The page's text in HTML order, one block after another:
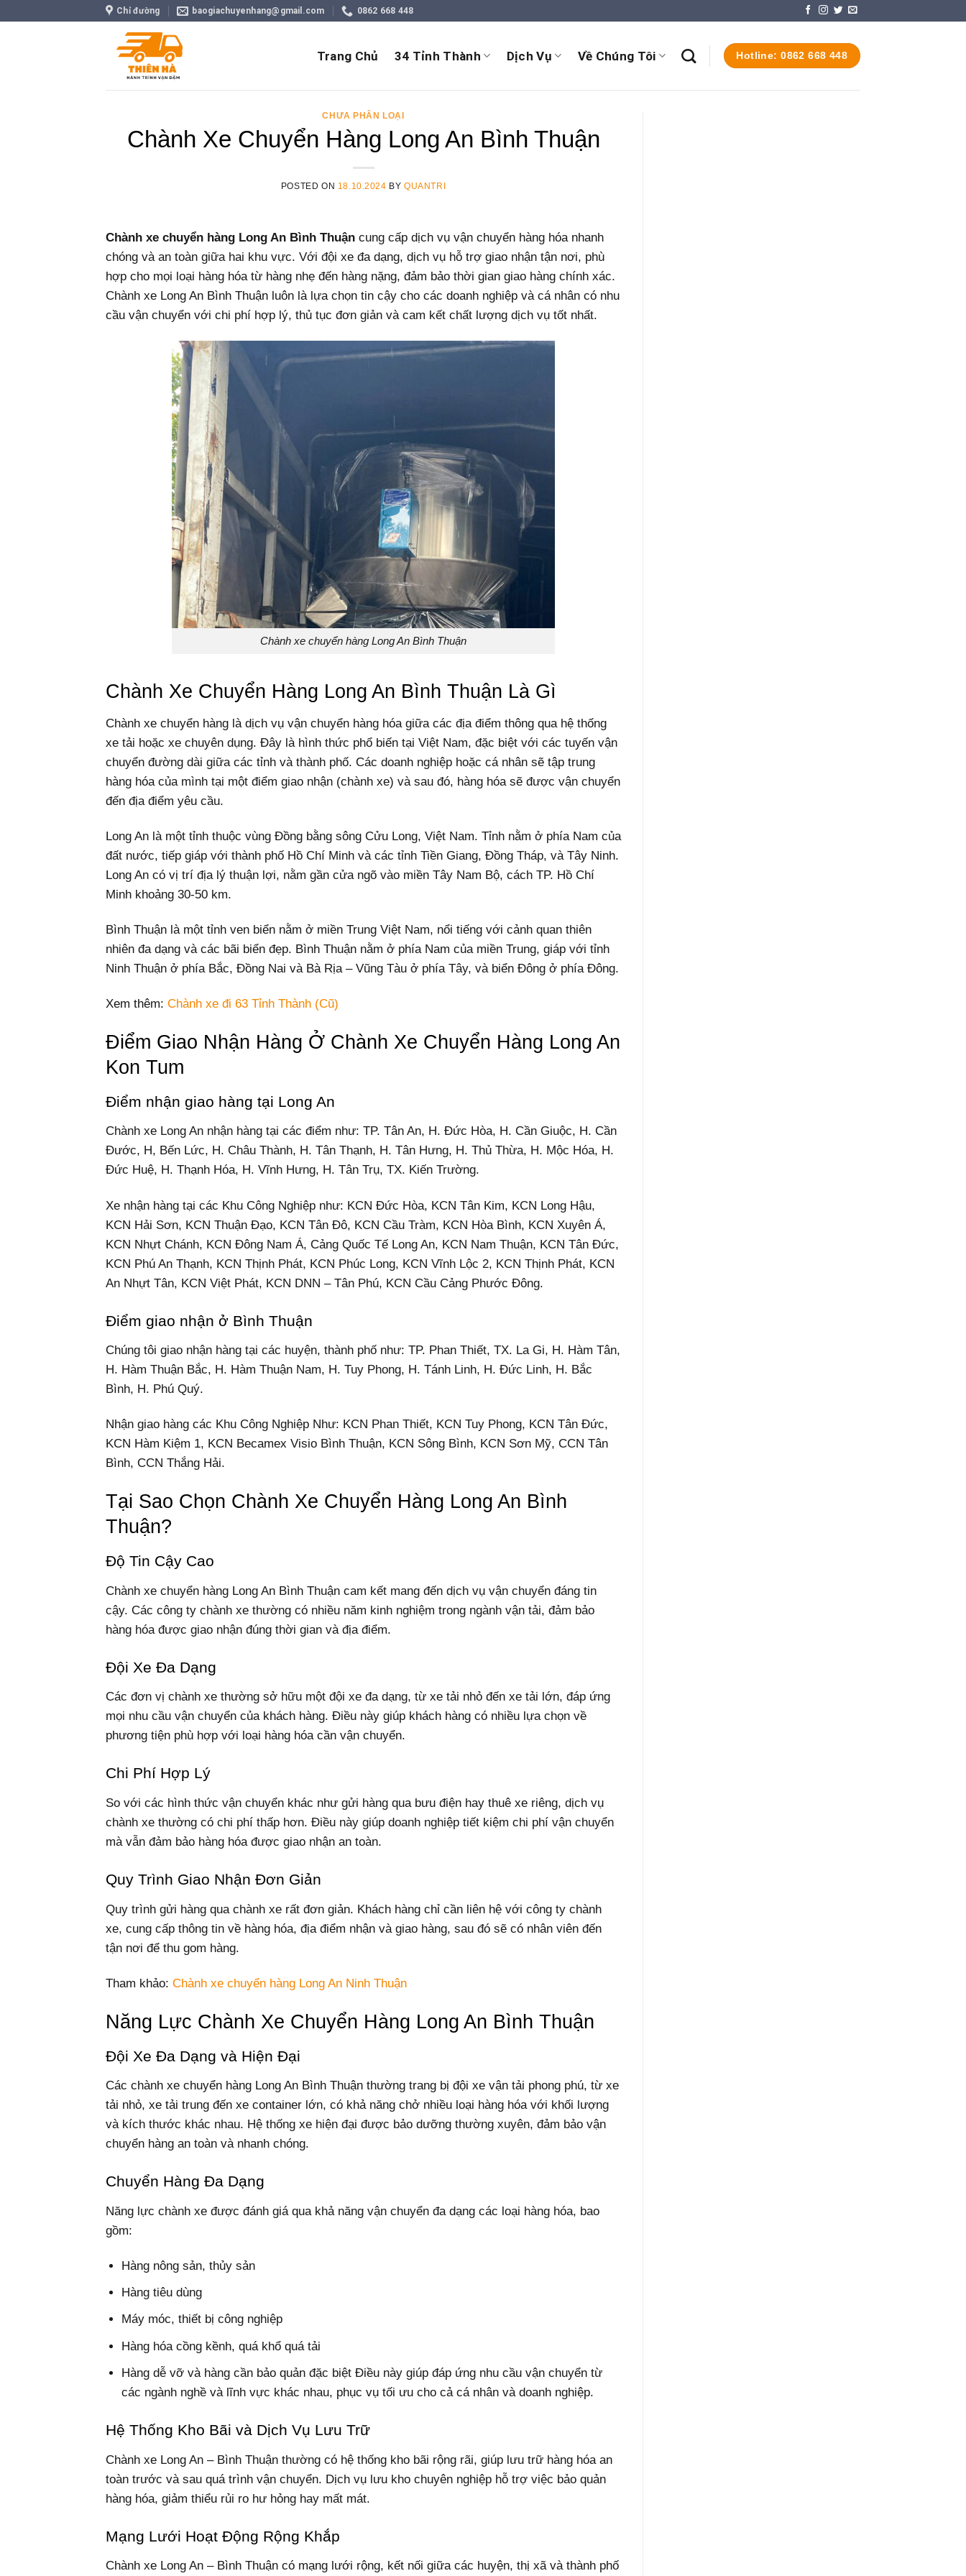
Chỉ đường baogiachuyenhang@gmail.com 0862 668 448
Trang Chủ 34 Tỉnh Thành Dịch Vụ Về Chúng Tôi Hotline: 0862 668 448
CHƯA PHÂN LOẠI
Chành Xe Chuyển Hàng Long An Bình Thuận
POSTED ON 18.10.2024 BYQUANTRI
Chành xe chuyển hàng Long An Bình Thuận cung cấp dịch vụ vận chuyển hàng hóa nhanh
chóng và an toàn giữa hai khu vực. Với đội xe đa dạng, dịch vụ hỗ trợ giao nhận tận nơi, phù
hợp cho mọi loại hàng hóa từ hàng nhẹ đến hàng nặng, đảm bảo thời gian giao hàng chính xác.
Chành xe Long An Bình Thuận luôn là lựa chọn tin cậy cho các doanh nghiệp và cá nhân có nhu
cầu vận chuyển với chi phí hợp lý, thủ tục đơn giản và cam kết chất lượng dịch vụ tốt nhất.
Chành xe chuyển hàng Long An Bình Thuận
Chành Xe Chuyển Hàng Long An Bình Thuận Là Gì
Chành xe chuyển hàng là dịch vụ vận chuyển hàng hóa giữa các địa điểm thông qua hệ thống
xe tải hoặc xe chuyên dụng. Đây là hình thức phổ biến tại Việt Nam, đặc biệt với các tuyến vận
chuyển đường dài giữa các tỉnh và thành phố. Các doanh nghiệp hoặc cá nhân sẽ tập trung
hàng hóa của mình tại một điểm giao nhận (chành xe) và sau đó, hàng hóa sẽ được vận chuyển
đến địa điểm yêu cầu.
Long An là một tỉnh thuộc vùng Đồng bằng sông Cửu Long, Việt Nam. Tỉnh nằm ở phía Nam của
đất nước, tiếp giáp với thành phố Hồ Chí Minh và các tỉnh Tiền Giang, Đồng Tháp, và Tây Ninh.
Long An có vị trí địa lý thuận lợi, nằm gần cửa ngõ vào miền Tây Nam Bộ, cách TP. Hồ Chí
Minh khoảng 30-50 km.
Bình Thuận là một tỉnh ven biển nằm ở miền Trung Việt Nam, nổi tiếng với cảnh quan thiên
nhiên đa dạng và các bãi biển đẹp. Bình Thuận nằm ở phía Nam của miền Trung, giáp với tỉnh
Ninh Thuận ở phía Bắc, Đồng Nai và Bà Rịa – Vũng Tàu ở phía Tây, và biển Đông ở phía Đông.
Xem thêm: Chành xe đi 63 Tỉnh Thành (Cũ)
Điểm Giao Nhận Hàng Ở Chành Xe Chuyển Hàng Long An
Kon Tum
Điểm nhận giao hàng tại Long An
Chành xe Long An nhận hàng tại các điểm như: TP. Tân An, H. Đức Hòa, H. Cần Giuộc, H. Cần
Đước, H, Bến Lức, H. Châu Thành, H. Tân Thạnh, H. Tân Hưng, H. Thủ Thừa, H. Mộc Hóa, H.
Đức Huệ, H. Thạnh Hóa, H. Vĩnh Hưng, H. Tân Trụ, TX. Kiến Trường.
Xe nhận hàng tại các Khu Công Nghiệp như: KCN Đức Hòa, KCN Tân Kim, KCN Long Hậu,
KCN Hải Sơn, KCN Thuận Đạo, KCN Tân Đô, KCN Cầu Tràm, KCN Hòa Bình, KCN Xuyên Á,
KCN Nhựt Chánh, KCN Đông Nam Á, Cảng Quốc Tế Long An, KCN Nam Thuận, KCN Tân Đức,
KCN Phú An Thạnh, KCN Thịnh Phát, KCN Phúc Long, KCN Vĩnh Lộc 2, KCN Thịnh Phát, KCN
An Nhựt Tân, KCN Việt Phát, KCN DNN – Tân Phú, KCN Cầu Cảng Phước Đông.
Điểm giao nhận ở Bình Thuận
Chúng tôi giao nhận hàng tại các huyện, thành phố như: TP. Phan Thiết, TX. La Gi, H. Hàm Tân,
H. Hàm Thuận Bắc, H. Hàm Thuận Nam, H. Tuy Phong, H. Tánh Linh, H. Đức Linh, H. Bắc
Bình, H. Phú Quý.
Nhận giao hàng các Khu Công Nghiệp Như: KCN Phan Thiết, KCN Tuy Phong, KCN Tân Đức,
KCN Hàm Kiệm 1, KCN Becamex Visio Bình Thuận, KCN Sông Bình, KCN Sơn Mỹ, CCN Tân
Bình, CCN Thắng Hải.
Tại Sao Chọn Chành Xe Chuyển Hàng Long An Bình
Thuận?
Độ Tin Cậy Cao
Chành xe chuyển hàng Long An Bình Thuận cam kết mang đến dịch vụ vận chuyển đáng tin
cậy. Các công ty chành xe thường có nhiều năm kinh nghiệm trong ngành vận tải, đảm bảo
hàng hóa được giao nhận đúng thời gian và địa điểm.
Đội Xe Đa Dạng
Các đơn vị chành xe thường sở hữu một đội xe đa dạng, từ xe tải nhỏ đến xe tải lớn, đáp ứng
mọi nhu cầu vận chuyển của khách hàng. Điều này giúp khách hàng có nhiều lựa chọn về
phương tiện phù hợp với loại hàng hóa cần vận chuyển.
Chi Phí Hợp Lý
So với các hình thức vận chuyển khác như gửi hàng qua bưu điện hay thuê xe riêng, dịch vụ
chành xe thường có chi phí thấp hơn. Điều này giúp doanh nghiệp tiết kiệm chi phí vận chuyển
mà vẫn đảm bảo hàng hóa được giao nhận an toàn.
Quy Trình Giao Nhận Đơn Giản
Quy trình gửi hàng qua chành xe rất đơn giản. Khách hàng chỉ cần liên hệ với công ty chành
xe, cung cấp thông tin về hàng hóa, địa điểm nhận và giao hàng, sau đó sẽ có nhân viên đến
tận nơi để thu gom hàng.
Tham khảo: Chành xe chuyển hàng Long An Ninh Thuận
Năng Lực Chành Xe Chuyển Hàng Long An Bình Thuận
Đội Xe Đa Dạng và Hiện Đại
Các chành xe chuyển hàng Long An Bình Thuận thường trang bị đội xe vận tải phong phú, từ xe
tải nhỏ, xe tải trung đến xe container lớn, có khả năng chở nhiều loại hàng hóa với khối lượng
và kích thước khác nhau. Hệ thống xe hiện đại được bảo dưỡng thường xuyên, đảm bảo vận
chuyển hàng an toàn và nhanh chóng.
Chuyển Hàng Đa Dạng
Năng lực chành xe được đánh giá qua khả năng vận chuyển đa dạng các loại hàng hóa, bao
gồm:
Hàng nông sản, thủy sản
Hàng tiêu dùng
Máy móc, thiết bị công nghiệp
Hàng hóa cồng kềnh, quá khổ quá tải
Hàng dễ vỡ và hàng cần bảo quản đặc biệt Điều này giúp đáp ứng nhu cầu vận chuyển từ
các ngành nghề và lĩnh vực khác nhau, phục vụ tối ưu cho cả cá nhân và doanh nghiệp.
Hệ Thống Kho Bãi và Dịch Vụ Lưu Trữ
Chành xe Long An – Bình Thuận thường có hệ thống kho bãi rộng rãi, giúp lưu trữ hàng hóa an
toàn trước và sau quá trình vận chuyển. Dịch vụ lưu kho chuyên nghiệp hỗ trợ việc bảo quản
hàng hóa, giảm thiểu rủi ro hư hỏng hay mất mát.
Mạng Lưới Hoạt Động Rộng Khắp
Chành xe Long An – Bình Thuận có mạng lưới rộng, kết nối giữa các huyện, thị xã và thành phố